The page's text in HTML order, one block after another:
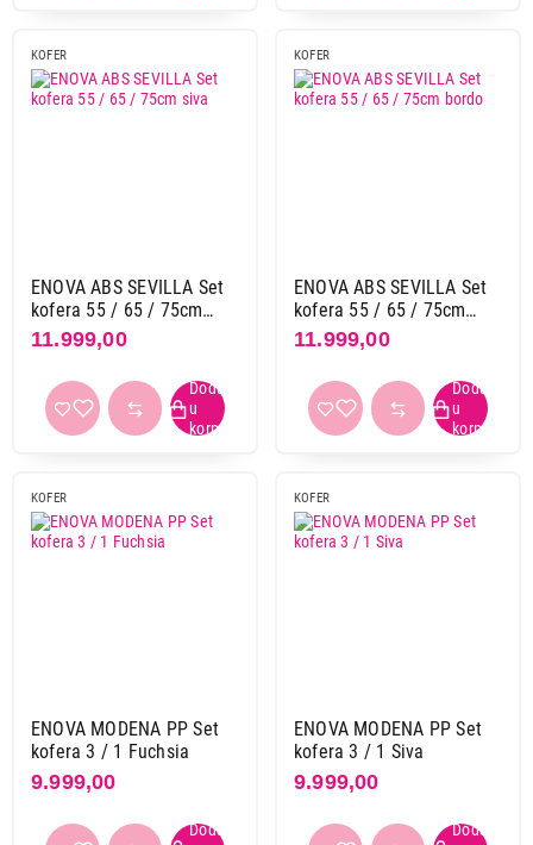
KOFER
ENOVA ABS SEVILLA Set
kofera 55 / 65 / 75cm
siva
11.999,00
KOFER
ENOVA ABS SEVILLA Set
kofera 55 / 65 / 75cm
bordo
11.999,00
KOFER
ENOVA MODENA PP Set
kofera 3 / 1 Fuchsia
9.999,00
KOFER
ENOVA MODENA PP Set
kofera 3 / 1 Siva
9.999,00